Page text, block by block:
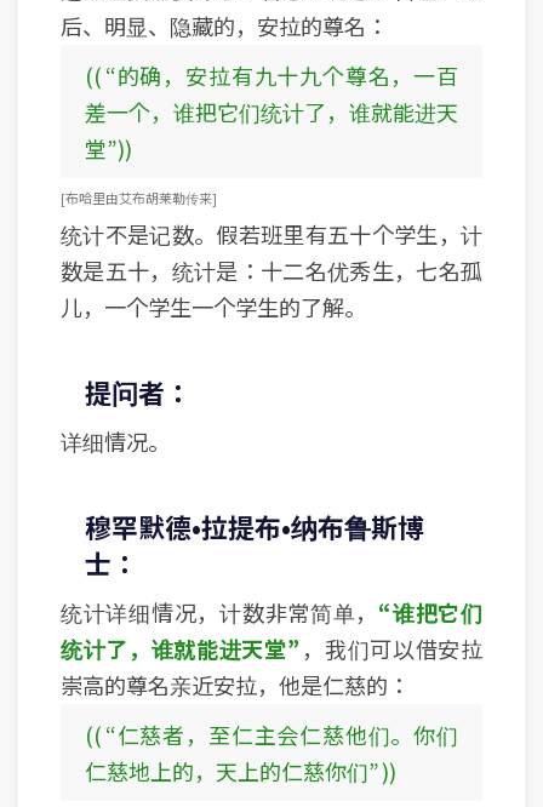
后、明显、隐藏的，安拉的尊名：
(( “的确，安拉有九十九个尊名，一百
差一个，谁把它们统计了，谁就能进天
堂”))
[布哈里由艾布胡莱勒传来 ]
统计不是记数。假若班里有五十个学生，计
数是五十，统计是：十二名优秀生，七名孤
儿，一个学生一个学生的了解。
提问者：
详细情况。
穆罕默德•拉提布•纳布鲁斯博
士：
统计详细情况，计数非常简单， “谁把它们
统计了，谁就能进天堂” ，我们可以借安拉
崇高的尊名亲近安拉，他是仁慈的：
(( “仁慈者，至仁主会仁慈他们。你们
仁慈地上的，天上的仁慈你们” ))